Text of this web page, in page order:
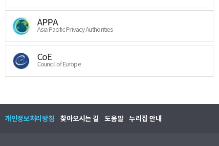
APPA
Asia Pacific Privacy Authorities
CoE
Council of Europe
개인정보처리방침 찾아오시는 길 도움말 누리집 안내